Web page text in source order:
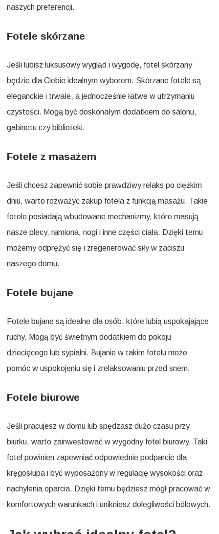
naszych preferencji.
Fotele skórzane
Jeśli lubisz luksusowy wygląd i wygodę, fotel skórzany
będzie dla Ciebie idealnym wyborem. Skórzane fotele są
eleganckie i trwałe, a jednocześnie łatwe w utrzymaniu
czystości. Mogą być doskonałym dodatkiem do salonu,
gabinetu czy biblioteki.
Fotele z masażem
Jeśli chcesz zapewnić sobie prawdziwy relaks po ciężkim
dniu, warto rozważyć zakup fotela z funkcją masażu. Takie
fotele posiadają wbudowane mechanizmy, które masują
nasze plecy, ramiona, nogi i inne części ciała. Dzięki temu
możemy odprężyć się i zregenerować siły w zaciszu
naszego domu.
Fotele bujane
Fotele bujane są idealne dla osób, które lubią uspokajające
ruchy. Mogą być świetnym dodatkiem do pokoju
dziecięcego lub sypialni. Bujanie w takim fotelu może
pomóc w uspokojeniu się i zrelaksowaniu przed snem.
Fotele biurowe
Jeśli pracujesz w domu lub spędzasz dużo czasu przy
biurku, warto zainwestować w wygodny fotel biurowy. Taki
fotel powinien zapewniać odpowiednie podparcie dla
kręgosłupa i być wyposażony w regulację wysokości oraz
nachylenia oparcia. Dzięki temu będziesz mógł pracować w
komfortowych warunkach i unikniesz dolegliwości bólowych.